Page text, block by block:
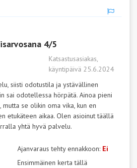
4/5
Katsastusasiakas,
käyntipäivä 25.6.2024
siisti odotustila ja ystävällinen
sai odotellessa hörpätä. Ainoa pieni
mutta se olikin oma vika, kun en
etukäteen aikaa. Olen asioinut täällä
yhtä hyvä palvelu.
Ajanvaraus tehty ennakkoon: Ei
Ensimmäinen kerta tällä